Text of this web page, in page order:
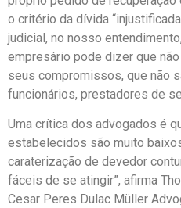
o critério da dívida
judicial, no nosso
empresário pode dizer que
seus compromissos, que não
funcionários, prestadores de
Uma crítica dos advogados é
estabelecidos são muito
caraterização de devedor
fáceis de se atingir”, afirma
Cesar Peres Dulac Müller